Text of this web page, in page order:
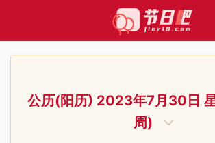
公历(阳历) 2023年7月30日
周)